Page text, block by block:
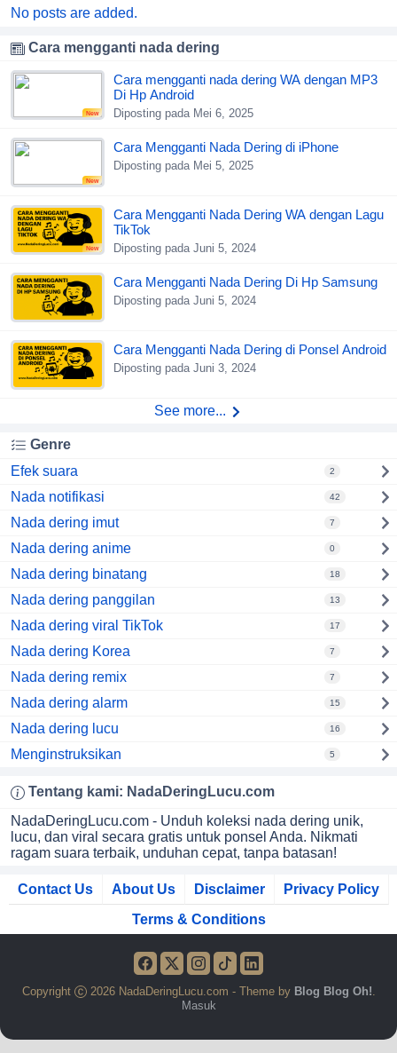
No posts are added.
Cara mengganti nada dering
New
Cara mengganti nada dering WA dengan MP3
Di Hp Android
Diposting pada Mei 6, 2025
New
Cara Mengganti Nada Dering di iPhone
Diposting pada Mei 5, 2025
New
Cara Mengganti Nada Dering WA dengan Lagu
TikTok
Diposting pada Juni 5, 2024
Cara Mengganti Nada Dering Di Hp Samsung
Diposting pada Juni 5, 2024
Cara Mengganti Nada Dering di Ponsel Android
Diposting pada Juni 3, 2024
See more...
Genre
Efek suara
2
Nada notifikasi 42
Nada dering imut 7
Nada dering anime 0
Nada dering binatang 18
Nada dering panggilan 13
Nada dering viral TikTok 17
Nada dering Korea 7
Nada dering remix 7
Nada dering alarm 15
Nada dering lucu 16
Menginstruksikan 5
Tentang kami: NadaDeringLucu.com
NadaDeringLucu.com - Unduh koleksi nada dering unik,
lucu, dan viral secara gratis untuk ponsel Anda. Nikmati
ragam suara terbaik, unduhan cepat, tanpa batasan!
Contact Us About Us Disclaimer
Privacy Policy
Terms & Conditions
Copyright 2026 NadaDeringLucu.com - Theme by Blog Blog Oh!
Masuk